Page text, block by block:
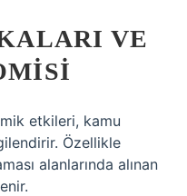
VE
etkileri, kamu
Özellikle
alanlarında alınan